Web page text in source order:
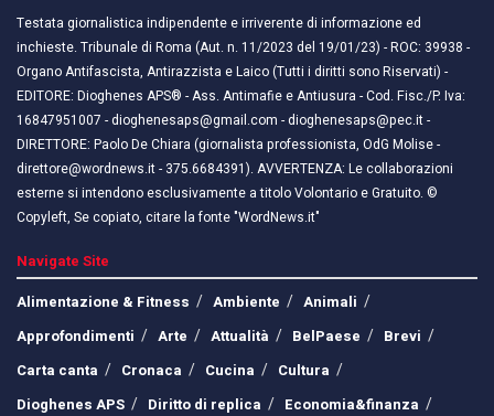
Testata giornalistica indipendente e irriverente di informazione ed
inchieste. Tribunale di Roma (Aut. n. 11/2023 del 19/01/23) - ROC: 39938 -
Organo Antifascista, Antirazzista e Laico (Tutti i diritti sono Riservati) -
EDITORE: Dioghenes APS® - Ass. Antimafie e Antiusura - Cod. Fisc./P. Iva:
16847951007 - dioghenesaps@gmail.com - dioghenesaps@pec.it - ​​
DIRETTORE: Paolo De Chiara (giornalista professionista, OdG Molise -
direttore@wordnews.it - ​​375.6684391). AVVERTENZA: Le collaborazioni
esterne si intendono esclusivamente a titolo Volontario e Gratuito. ©
Copyleft, Se copiato, citare la fonte "WordNews.it"
Navigate Site
Alimentazione & Fitness
Ambiente
Animali
Approfondimenti
Arte Attualità BelPaese
Brevi
Carta canta
Cronaca Cucina
Cultura
Dioghenes APS
Diritto di replica
Economia&finanza